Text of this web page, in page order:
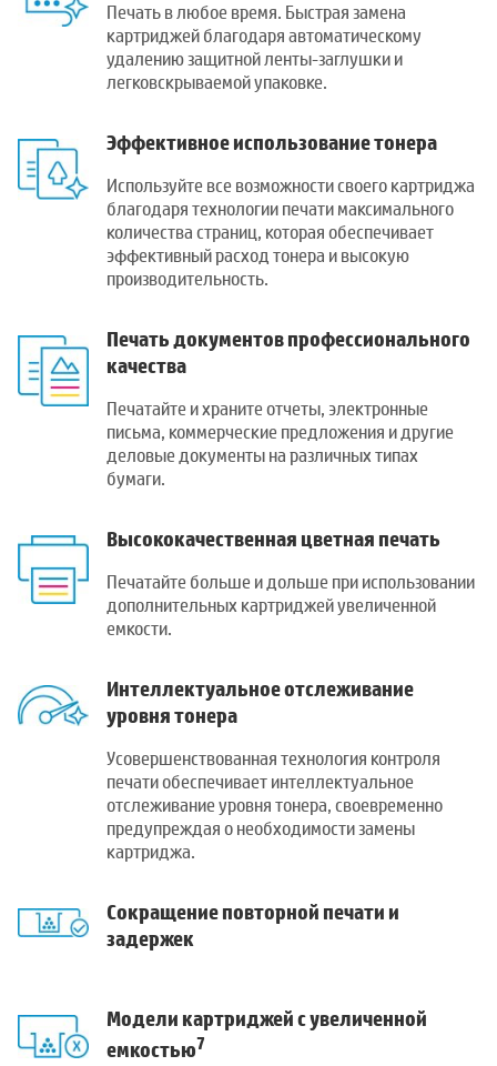
Печать в любое время. Быстрая замена
картриджей благодаря автоматическому
удалению защитной ленты-заглушки и
легковскрываемой упаковке.
Эффективное использование тонера
Используйте все возможности своего картриджа
благодаря технологии печати максимального
количества страниц, которая обеспечивает
эффективный расход тонера и высокую
производительность.
Печать документов профессионального
качества
Печатайте и храните отчеты, электронные
письма, коммерческие предложения и другие
деловые документы на различных типах
бумаги.
Высококачественная цветная печать
Печатайте больше и дольше при использовании
дополнительных картриджей увеличенной
емкости.
Интеллектуальное отслеживание
уровня тонера
Усовершенствованная технология контроля
печати обеспечивает интеллектуальное
отслеживание уровня тонера, своевременно
предупреждая о необходимости замены
картриджа.
Сокращение повторной печати и
задержек
Модели картриджей с увеличенной
емкостью7